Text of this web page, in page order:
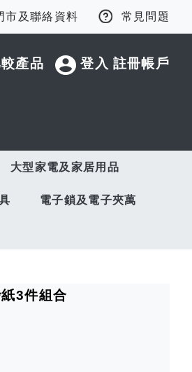
市及聯絡資料 常見問題
登入 註冊帳戶
較產品
大型家電及家居用品
電子鎖及電子夾萬
3件組合